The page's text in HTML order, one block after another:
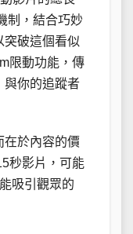
制，結合巧妙
突破這個看似
限動功能，傳
與你的追蹤者
在於內容的價
秒影片，可能
吸引觀眾的